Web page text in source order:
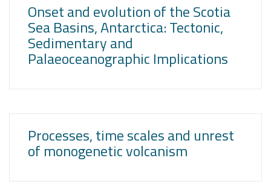
Onset and evolution of the Scotia
Sea Basins, Antarctica: Tectonic,
Sedimentary and
Palaeoceanographic Implications
Processes, time scales and unrest
of monogenetic volcanism